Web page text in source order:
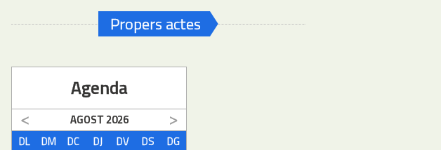
Propers actes
Agenda
AGOST2026
DL
DM DC DJ DV DS DG